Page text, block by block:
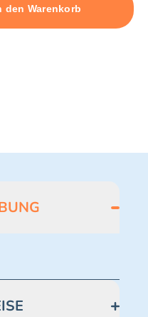
quantity: 495
den Warenkorb